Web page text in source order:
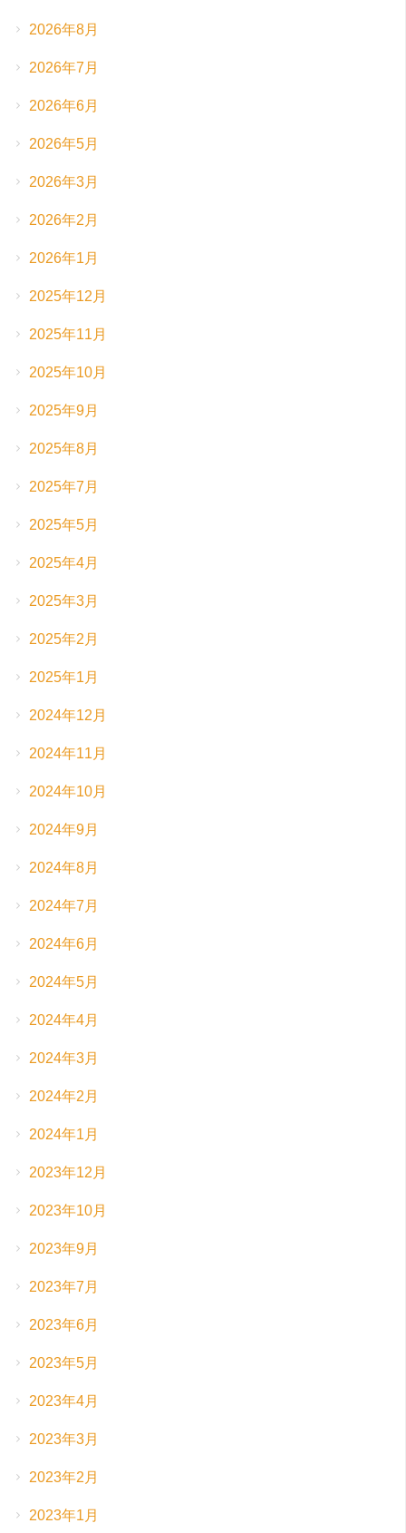
2026年8月
2026年7月
2026年6月
2026年5月
2026年3月
2026年2月
2026年1月
2025年12月
2025年11月
2025年10月
2025年9月
2025年8月
2025年7月
2025年5月
2025年4月
2025年3月
2025年2月
2025年1月
2024年12月
2024年11月
2024年10月
2024年9月
2024年8月
2024年7月
2024年6月
2024年5月
2024年4月
2024年3月
2024年2月
2024年1月
2023年12月
2023年10月
2023年9月
2023年7月
2023年6月
2023年5月
2023年4月
2023年3月
2023年2月
2023年1月